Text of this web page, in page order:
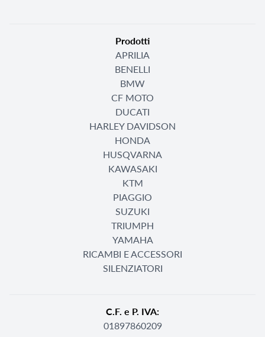
Prodotti
APRILIA
BENELLI
BMW
CF MOTO
DUCATI
HARLEY DAVIDSON
HONDA
HUSQVARNA
KAWASAKI
KTM
PIAGGIO
SUZUKI
TRIUMPH
YAMAHA
RICAMBI E ACCESSORI
SILENZIATORI
C.F. e P. IVA:
01897860209